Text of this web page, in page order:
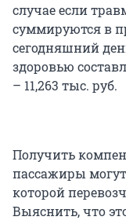
случае если
суммируются в
сегодняшний
здоровью
– 11,263 тыс. руб.
Получить
пассажиры
которой
Выяснить, что